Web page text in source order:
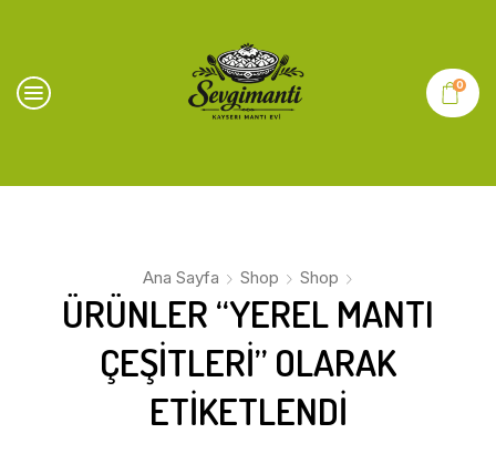
0
Ana Sayfa Shop Shop
ÜRÜNLER “YEREL MANTI
ÇEŞITLERI” OLARAK
ETIKETLENDI